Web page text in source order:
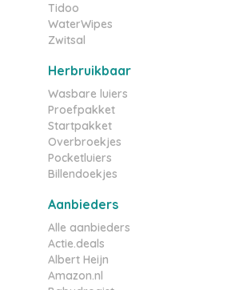
Tidoo
WaterWipes
Zwitsal
Herbruikbaar
Wasbare luiers
Proefpakket
Startpakket
Overbroekjes
Pocketluiers
Billendoekjes
Aanbieders
Alle aanbieders
Actie.deals
Albert Heijn
Amazon.nl